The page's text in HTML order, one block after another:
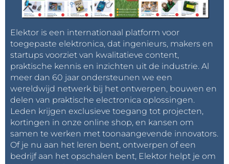
Elektor is een internationaal platform voor
toegepaste elektronica, dat ingenieurs, makers en
startups voorziet van kwalitatieve content,
praktische kennis en inzichten uit de industrie. Al
meer dan 60 jaar ondersteunen we een
wereldwijd netwerk bij het ontwerpen, bouwen en
delen van praktische electronica oplossingen.
Leden krijgen exclusieve toegang tot projecten,
kortingen in onze online shop, en kansen om
samen te werken met toonaangevende innovators.
Of je nu aan het leren bent, ontwerpen of een
bedrijf aan het opschalen bent, Elektor helpt je om